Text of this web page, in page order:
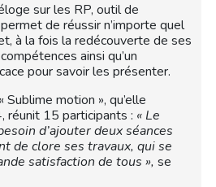
sur les RP, outil de
de réussir n’importe quel
à la fois la redécouverte de ses
ainsi qu’un
pour savoir les présenter.
motion », qu’elle
réunit 15 participants : « Le
d’ajouter deux séances
de clore ses travaux, qui se
satisfaction de tous », se